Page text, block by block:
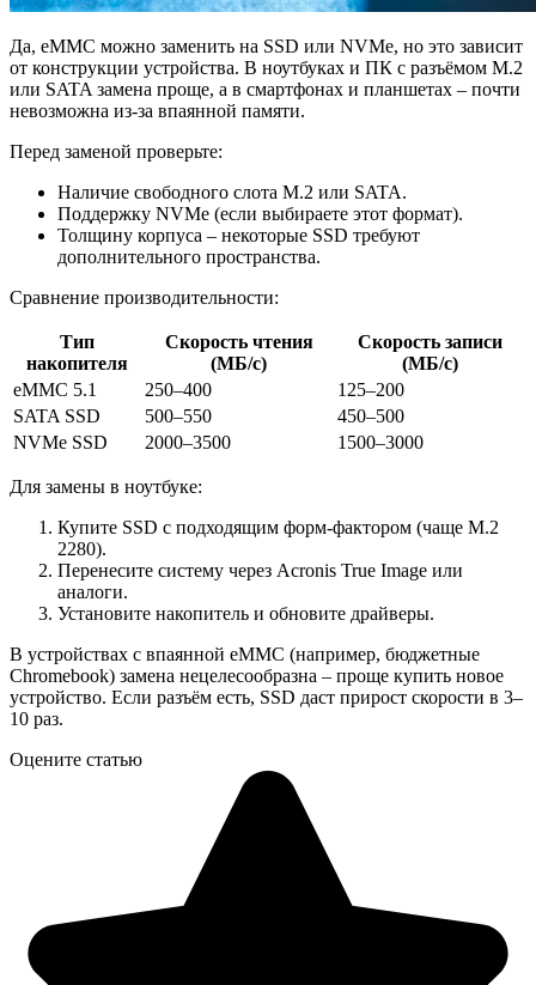
Да, eMMC можно заменить на SSD или NVMe, но это зависит
от конструкции устройства. В ноутбуках и ПК с разъёмом M.2
или SATA замена проще, а в смартфонах и планшетах – почти
невозможна из-за впаянной памяти.
Перед заменой проверьте:
Наличие свободного слота M.2 или SATA.
Поддержку NVMe (если выбираете этот формат).
Толщину корпуса – некоторые SSD требуют
дополнительного пространства.
Сравнение производительности:
Тип
накопителя
Скорость чтения
(МБ/с)
Скорость записи
(МБ/с)
eMMC 5.1
250–400
125–200
SATA SSD
500–550
450–500
NVMe SSD
2000–3500 1500–3000
Для замены в ноутбуке:
Купите SSD с подходящим форм-фактором (чаще M.2
2280).
Перенесите систему через Acronis True Image или
аналоги.
Установите накопитель и обновите драйверы.
В устройствах с впаянной eMMC (например, бюджетные
Chromebook) замена нецелесообразна – проще купить новое
устройство. Если разъём есть, SSD даст прирост скорости в 3–
10 раз.
Оцените статью